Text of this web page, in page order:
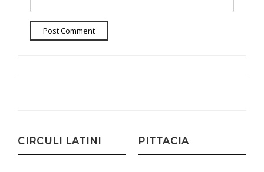
CIRCULI LATINI PITTACIA